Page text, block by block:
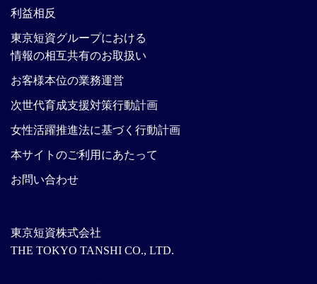
東京短資株式会社
THE TOKYO TANSHI CO., LTD.
利益相反
東京短資グループにおける
情報の相互共有のお取扱い
お客様本位の業務運営
次世代育成支援対策行動計画
女性活躍推進法に基づく行動計画
本サイトのご利用にあたって
お問い合わせ